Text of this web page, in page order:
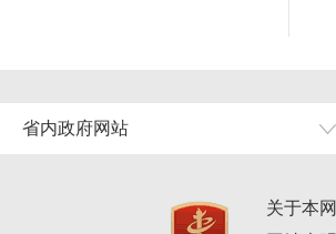
省内政府网站
关于本网